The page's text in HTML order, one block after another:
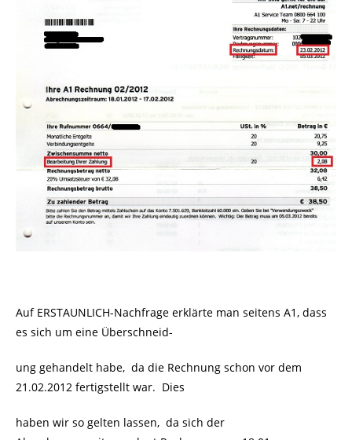
Auf ERSTAUNLICH-Nachfrage erklärte man seitens A1, dass
es sich um eine Überschneid-
ung gehandelt habe, da die Rechnung schon vor dem
21.02.2012 fertigstellt war. Dies
haben wir so gelten lassen, da sich der